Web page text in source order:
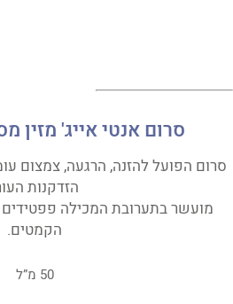
סרום אנטי אייג' מזין
סרום הפועל להזנה, הרגעה, צמצום
הזדקנות
מועשר בתערובת המכילה
הקמטים.
50 מ”ל